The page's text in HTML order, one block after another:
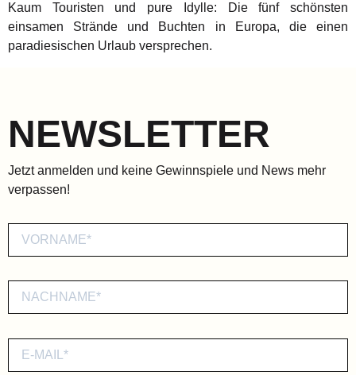
Kaum Touristen und pure Idylle: Die fünf schönsten
einsamen Strände und Buchten in Europa, die einen
paradiesischen Urlaub versprechen.
NEWSLETTER
Jetzt anmelden und keine Gewinnspiele und News mehr
verpassen!